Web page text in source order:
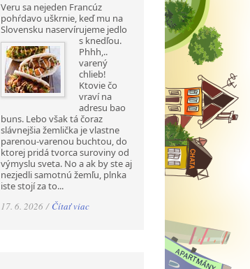
Veru sa nejeden Francúz
pohŕdavo uškrnie, keď mu na
Slovensku naservírujeme jedlo
s knedľou.
Phhh,..
varený
chlieb!
Ktovie čo
vraví na
adresu bao
buns. Lebo však tá čoraz
slávnejšia žemlička je vlastne
parenou-varenou buchtou, do
ktorej pridá tvorca suroviny od
výmyslu sveta. No a ak by ste aj
nezjedli samotnú žemľu, plnka
iste stojí za to...
17. 6. 2026 / Čítať viac